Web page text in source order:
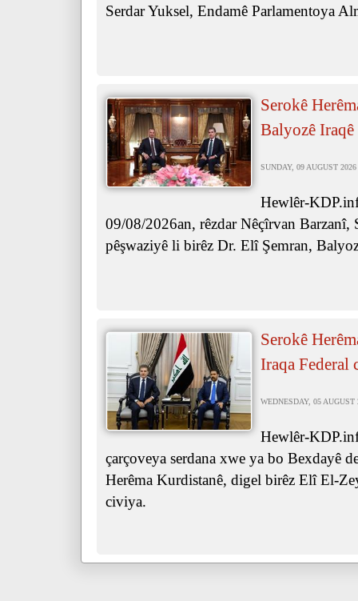
Serdar Yuksel, Endamê Parlamentoya
Serokê
Balyozê
SUNDAY, 09 AUGUST
Hewlêr-
09/08/2026an, rêzdar Nêçîrvan Barzanî,
pêşwaziyê li birêz Dr. Elî Şemran,
Serokê
Iraqa Federal
WEDNESDAY, 05 AUGUST
Hewlêr-
çarçoveya serdana xwe ya bo Bexdayê
Herêma Kurdistanê, digel birêz Elî El-
civiya.